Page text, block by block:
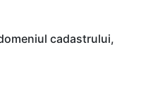
cadastrului,